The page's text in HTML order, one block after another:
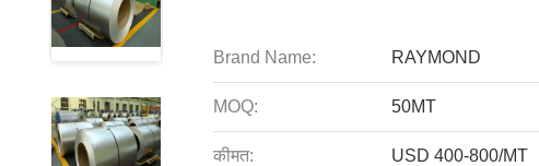
Brand Name: RAYMOND
MOQ: 50MT
कीमत: USD 400-800/MT